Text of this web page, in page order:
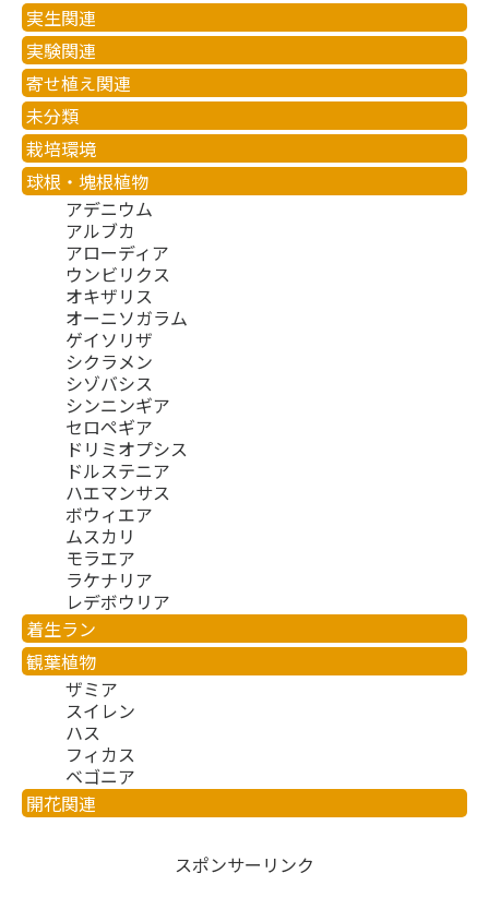
実生関連
実験関連
寄せ植え関連
未分類
栽培環境
球根・塊根植物
アデニウム
アルブカ
アローディア
ウンビリクス
オキザリス
オーニソガラム
ゲイソリザ
シクラメン
シゾバシス
シンニンギア
セロペギア
ドリミオプシス
ドルステニア
ハエマンサス
ボウィエア
ムスカリ
モラエア
ラケナリア
レデボウリア
着生ラン
観葉植物
ザミア
スイレン
ハス
フィカス
ベゴニア
開花関連
スポンサーリンク